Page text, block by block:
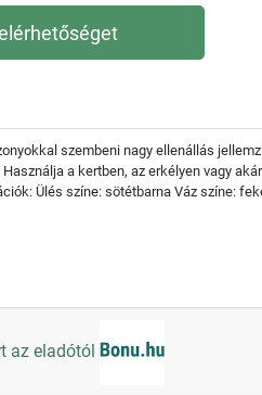
szembeni nagy ellenállás
a kertben, az erkélyen vagy
Ülés színe: sötétbarna Váz színe:
az eladótól